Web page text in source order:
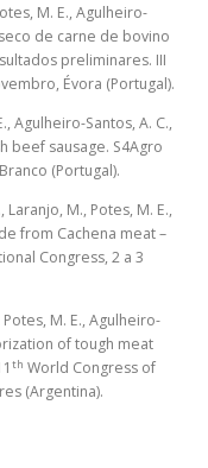
M. E., Agulheiro-
de carne de bovino
preliminares. III
Évora (Portugal).
Agulheiro-Santos, A. C.,
beef sausage. S4Agro
(Portugal).
M., Potes, M. E.,
from Cachena meat –
Congress, 2 a 3
Potes, M. E., Agulheiro-
of tough meat
th World Congress of
(Argentina).